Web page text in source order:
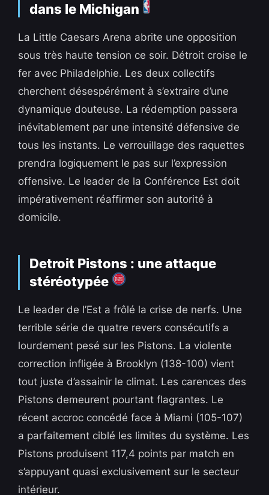
dans le Michigan
La Little Caesars Arena abrite une opposition
sous très haute tension ce soir. Détroit croise le
fer avec Philadelphie. Les deux collectifs
cherchent désespérément à s’extraire d’une
dynamique douteuse. La rédemption passera
inévitablement par une intensité défensive de
tous les instants. Le verrouillage des raquettes
prendra logiquement le pas sur l’expression
offensive. Le leader de la Conférence Est doit
impérativement réaffirmer son autorité à
domicile.
Detroit Pistons : une attaque
stéréotypée
Le leader de l’Est a frôlé la crise de nerfs. Une
terrible série de quatre revers consécutifs a
lourdement pesé sur les Pistons. La violente
correction infligée à Brooklyn (138-100) vient
tout juste d’assainir le climat. Les carences des
Pistons demeurent pourtant flagrantes. Le
récent accroc concédé face à Miami (105-107)
a parfaitement ciblé les limites du système. Les
Pistons produisent 117,4 points par match en
s’appuyant quasi exclusivement sur le secteur
intérieur.